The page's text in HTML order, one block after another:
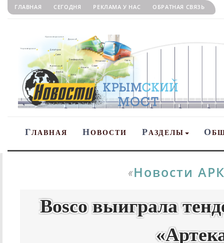
ГЛАВНАЯ СЕГОДНЯ РЕКЛАМА У НАС ОБРАТНАЯ СВЯЗЬ
ГЛАВНАЯ НОВОСТИ РАЗДЕЛЫ О
«Новости
Bosco выиграла